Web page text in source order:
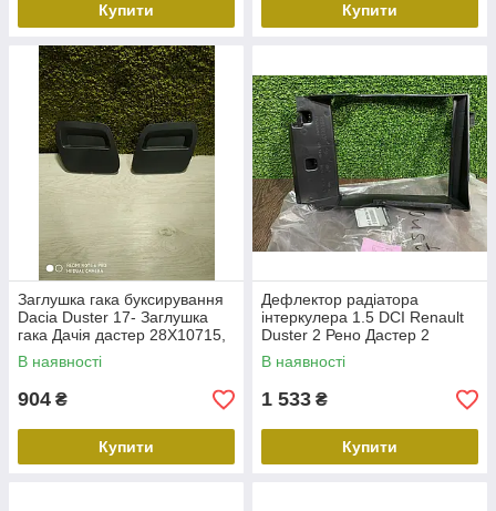
Купити Купити
Заглушка гака буксирування
Dacia Duster 17- Заглушка
гака Дачія дастер 28X10715,
511802392R
В наявності
904 ₴
Купити
Дефлектор радіатора
інтеркулера 1.5 DCI Renault
Duster 2 Рено Дастер 2
(2018) Оригінал 215586921R
В наявності
1 533 ₴
Купити